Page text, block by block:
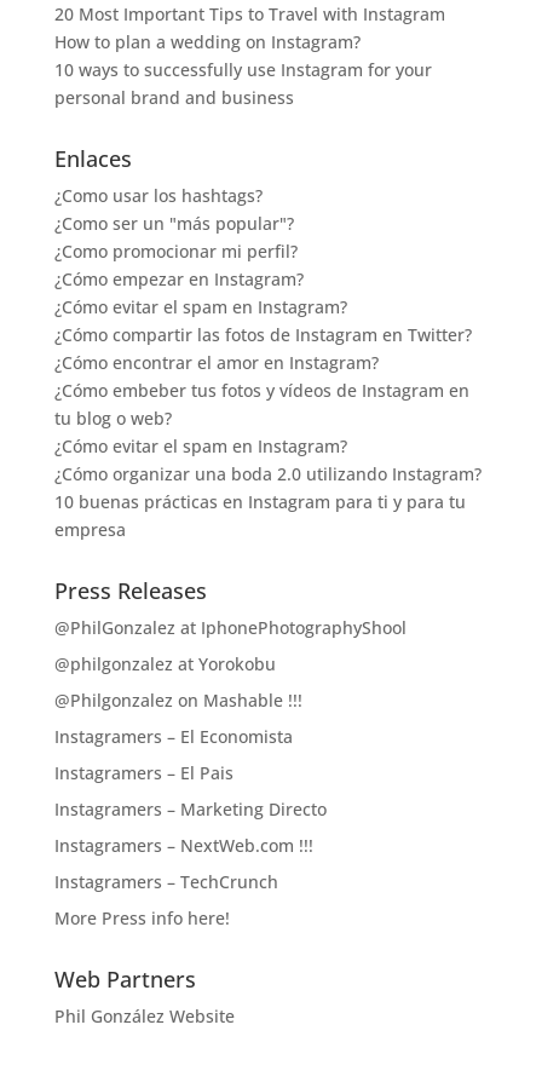
20 Most Important Tips to Travel with Instagram
How to plan a wedding on Instagram?
10 ways to successfully use Instagram for your
personal brand and business
Enlaces
¿Como usar los hashtags?
¿Como ser un "más popular"?
¿Como promocionar mi perfil?
¿Cómo empezar en Instagram?
¿Cómo evitar el spam en Instagram?
¿Cómo compartir las fotos de Instagram en Twitter?
¿Cómo encontrar el amor en Instagram?
¿Cómo embeber tus fotos y vídeos de Instagram en
tu blog o web?
¿Cómo evitar el spam en Instagram?
¿Cómo organizar una boda 2.0 utilizando Instagram?
10 buenas prácticas en Instagram para ti y para tu
empresa
Press Releases
@PhilGonzalez at IphonePhotographyShool
@philgonzalez at Yorokobu
@Philgonzalez on Mashable !!!
Instagramers – El Economista
Instagramers – El Pais
Instagramers – Marketing Directo
Instagramers – NextWeb.com !!!
Instagramers – TechCrunch
More Press info here!
Web Partners
Phil González Website